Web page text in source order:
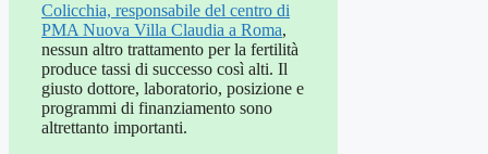
Colicchia, responsabile del centro di
PMA Nuova Villa Claudia a Roma,
nessun altro trattamento per la fertilità
produce tassi di successo così alti. Il
giusto dottore, laboratorio, posizione e
programmi di finanziamento sono
altrettanto importanti.